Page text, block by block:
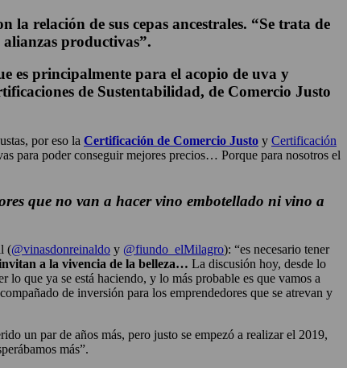
la relación de sus cepas ancestrales. “Se trata de
productivas”.
es principalmente para el acopio de uva y
de Sustentabilidad, de Comercio Justo
por eso la Certificación de Comercio Justo y Certificación
para poder conseguir mejores precios… Porque para nosotros el
que no van a hacer vino embotellado ni vino a
(@vinasdonreinaldo y @fiundo_elMilagro): “es necesario tener
a la vivencia de la belleza… La discusión hoy, desde lo
que ya se está haciendo, y lo más probable es que vamos a
de inversión para los emprendedores que se atrevan y
un par de años más, pero justo se empezó a realizar el 2019,
más”.